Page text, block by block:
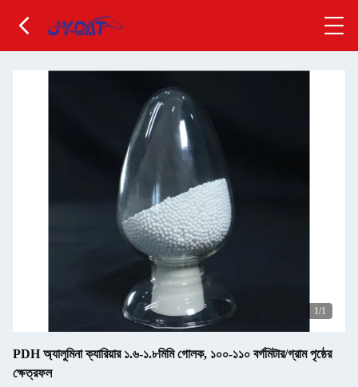
1/1
PDH অ্যালুমিনা ক্যারিয়ার ১.৬-১.৮মিমি গোলক, ১০০-১১০ বর্গমিটার/গ্রাম পৃষ্ঠের
ক্ষেত্রফল